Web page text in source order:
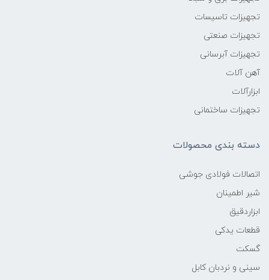
تجهیزات تاسیسات
تجهیزات صنعتی
تجهیزات آبرسانی
آهن آلات
ابزارآلات
تجهیزات ساختمانی
دسته بندی محصولات
اتصالات فولادی جوشی
شیر اطمینان
ابزاردقیق
قطعات یدکی
گسکت
سینی و نردبان کابل